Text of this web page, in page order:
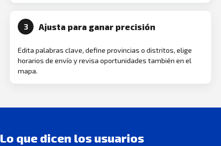
3 Ajusta para ganar precisión
Edita palabras clave, define provincias o distritos, elige
horarios de envío y revisa oportunidades también en el
mapa.
Lo que dicen los usuarios